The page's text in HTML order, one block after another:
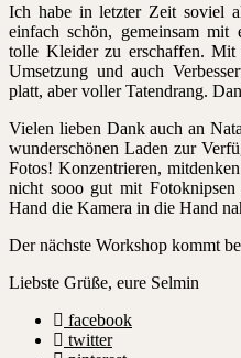
Ich habe in letzter Zeit soviel
einfach schön, gemeinsam mit
tolle Kleider zu erschaffen.
Umsetzung und auch
platt, aber voller Tatendrang.
Vielen lieben Dank auch an
wunderschönen Laden zur
Fotos! Konzentrieren,
nicht sooo gut mit
Hand die Kamera in die Hand
Der nächste Workshop kommt
Liebste Grüße, eure Selmin
facebook
twitter